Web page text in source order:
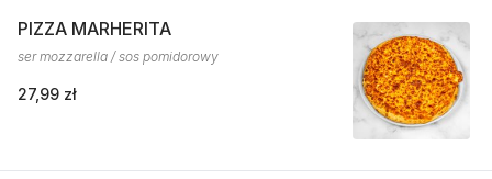
PIZZA MARHERITA
ser mozzarella / sos pomidorowy
27,99 zł